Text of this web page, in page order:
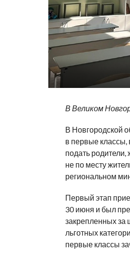
В Великом
В Новгородской
в первые классы,
подать
не по месту
региональном
Первый этап
30 июня и был
закрепленных за
льготных
первые классы